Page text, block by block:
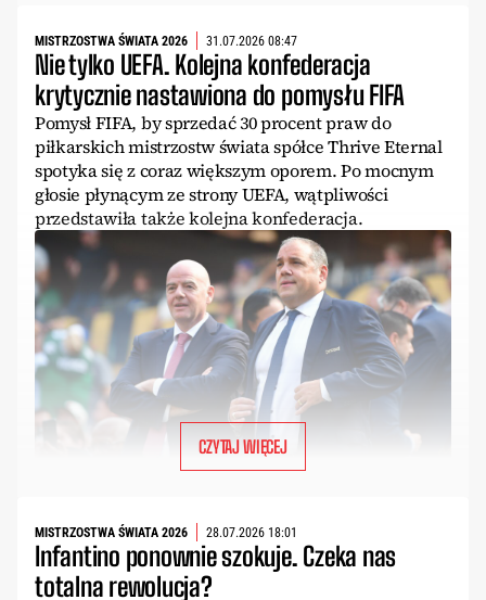
MISTRZOSTWA ŚWIATA 2026 31.07.2026 08:47
Nie tylko UEFA. Kolejna konfederacja
krytycznie nastawiona do pomysłu FIFA
Pomysł FIFA, by sprzedać 30 procent praw do
piłkarskich mistrzostw świata spółce Thrive Eternal
spotyka się z coraz większym oporem. Po mocnym
głosie płynącym ze strony UEFA, wątpliwości
przedstawiła także kolejna konfederacja.
CZYTAJ WIĘCEJ
MISTRZOSTWA ŚWIATA 2026 28.07.2026 18:01
Infantino ponownie szokuje. Czeka nas
totalna rewolucja?